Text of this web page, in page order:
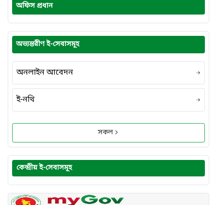
অফিস প্রধান
অভ্যন্তরীণ ই-সেবাসমূহ
অনলাইন আবেদন
ই-নথি
সকল
কেন্দ্রীয় ই-সেবাসমূহ